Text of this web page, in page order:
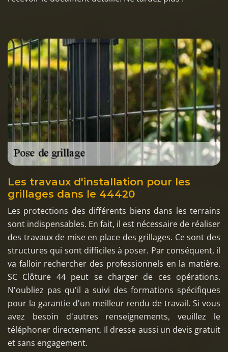
Les travaux d'installation pour les
grillages dans le 44420
Les protections des différents biens dans les terrains
sont indispensables. En fait, il est nécessaire de réaliser
des travaux de mise en place des grillages. Ce sont des
structures qui sont difficiles à poser. Par conséquent, il
va falloir rechercher des professionnels en la matière.
SC Clôture 44 peut se charger de ces opérations.
N'oubliez pas qu'il a suivi des formations spécifiques
pour la garantie d'un meilleur rendu de travail. Si vous
avez besoin d'autres renseignements, veuillez le
téléphoner directement. Il dresse aussi un devis gratuit
et sans engagement.